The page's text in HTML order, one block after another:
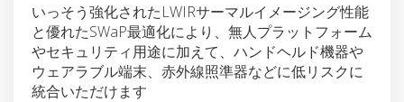
いっそう強化されたLWIRサーマルイメージング性能
と優れたSWaP最適化により、無人プラットフォーム
やセキュリティ用途に加えて、ハンドヘルド機器や
ウェアラブル端末、赤外線照準器などに低リスクに
統合いただけます